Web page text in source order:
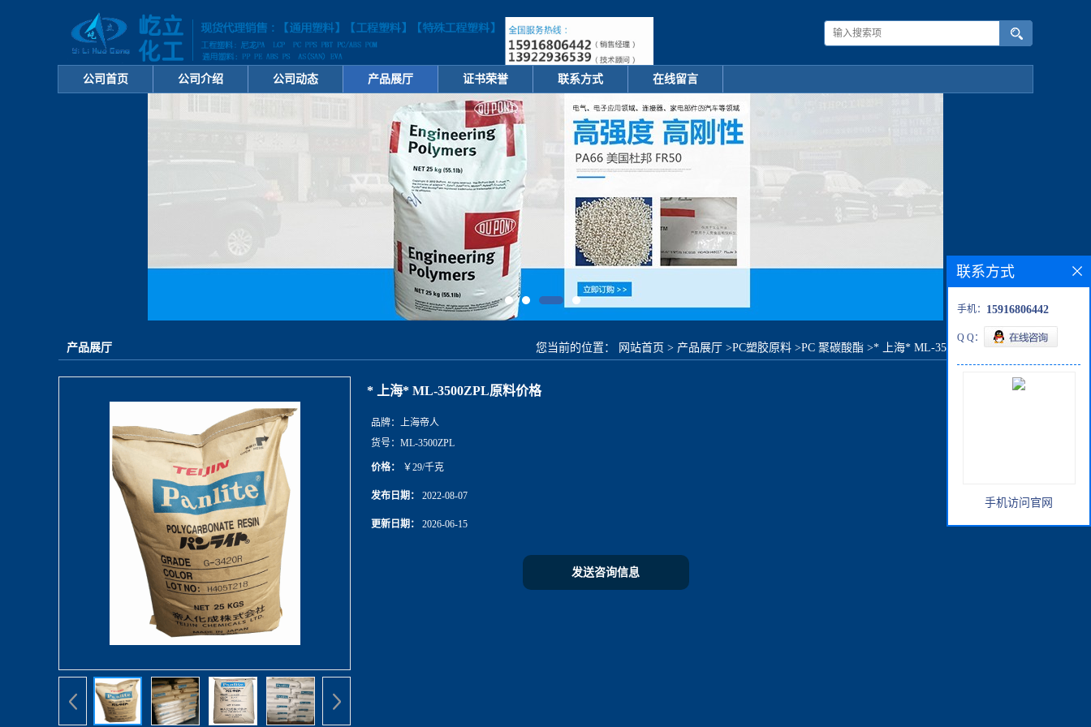
公司首页 公司介绍 公司动态 产品展厅 证书荣誉 联系方式 在线留言
产品展厅 您当前的位置： 网站首页 > 产品展厅 >PC塑胶原料 >PC 聚碳酸酯 >* 上海* ML-3500ZPL原料价格
* 上海* ML-3500ZPL原料价格
品牌： 上海帝人
货号： ML-3500ZPL
价格： ￥29/千克
发布日期： 2022-08-07
更新日期： 2026-06-15
发送咨询信息
联系方式
手机： 15916806442
Q Q：
手机访问官网